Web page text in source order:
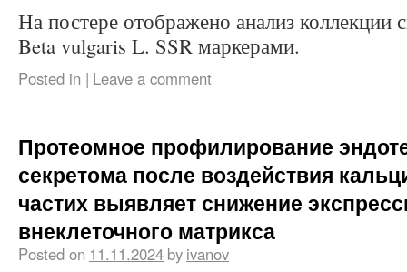
На постере отображено анализ коллекции
Beta vulgaris L. SSR маркерами.
Posted in | Leave a comment
Протеомное профилирование
секретома после воздействия
частих выявляет снижение
внеклеточного матрикса
Posted on 11.11.2024 by ivanov